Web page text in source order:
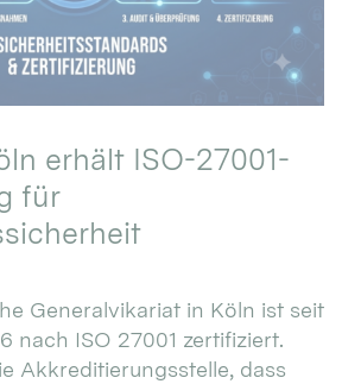
erhält ISO-27001-
für
Generalvikariat in Köln ist seit
nach ISO 27001 zertifiziert.
Akkreditierungsstelle, dass